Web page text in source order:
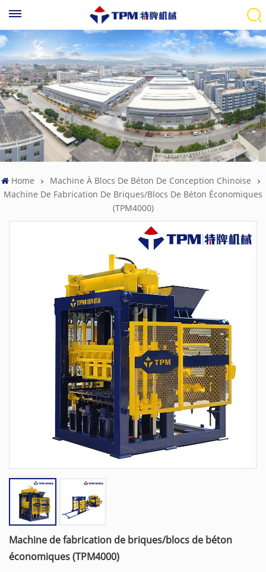
Home
Machine À Blocs De Béton De Conception Chinoise
Machine De Fabrication De Briques/blocs De Béton Économiques
(TPM4000)
Machine de fabrication de briques/blocs de béton
économiques (TPM4000)